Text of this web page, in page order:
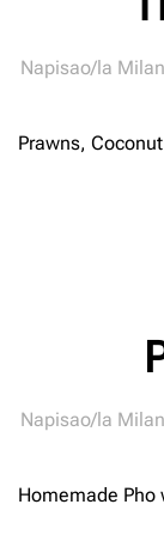
Napisao/la
Prawns,
Napisao/la
Homemade Pho